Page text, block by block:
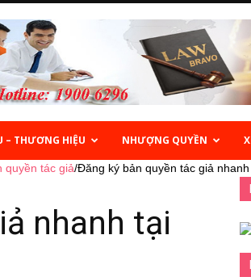
– THƯƠNG HIỆU NHƯỢNG QUYỀN
quyền tác giả/Đăng ký bản quyền tác giả
nhanh tại